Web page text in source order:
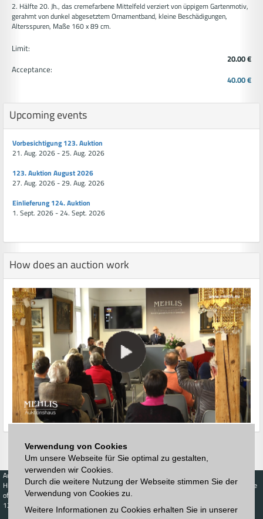
Verwendung von Cookies
Um unsere Webseite für Sie optimal zu gestalten,
verwenden wir Cookies.
Durch die weitere Nutzung der Webseite stimmen Sie der
Verwendung von Cookies zu.
Weitere Informationen zu Cookies erhalten Sie in unserer
2. Hälfte 20. Jh., das cremefarbene Mittelfeld verziert von üppigem Gartenmotiv,
gerahmt von dunkel abgesetztem Ornamentband, kleine Beschädigungen,
Altersspuren, Maße 160 x 89 cm.
Limit:
20.00 €
Acceptance:
40.00 €
Upcoming events
Vorbesichtigung 123. Auktion
21. Aug. 2026 - 25. Aug. 2026
123. Auktion August 2026
27. Aug. 2026 - 29. Aug. 2026
Einlieferung 124. Auktion
1. Sept. 2026 - 24. Sept. 2026
How does an auction work
Auctions
Highest acceptance
of bids
123. Auktion
Schedule
Buy
Live-Auction
Calendar
Highest acceptance